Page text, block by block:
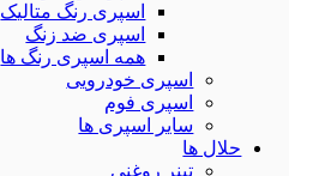
اسپری رنگ متالیک
اسپری ضد زنگ
همه اسپری رنگ ها
اسپری خودرویی
اسپری فوم
سایر اسپری ها
حلال ها
تینر روغنی